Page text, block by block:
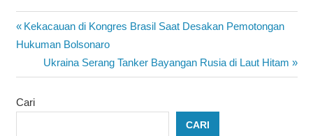
Navigasi
pos
Previous
Post:
Kekacauan di Kongres Brasil Saat Desakan Pemotongan
Hukuman Bolsonaro
Next
Post:
Ukraina Serang Tanker Bayangan Rusia di Laut Hitam
Cari
CARI